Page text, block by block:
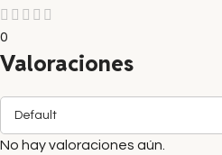
0
Valoraciones
No hay valoraciones aún.